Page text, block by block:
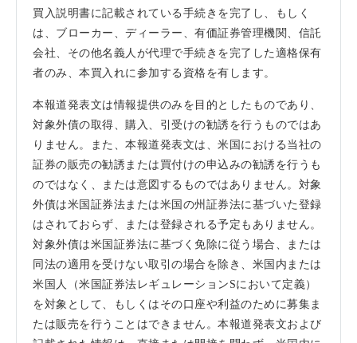
買入説明書に記載されている手続きを完了し、もしく
は、ブローカー、ディーラー、有価証券管理機関、信託
会社、その他名義人が代理で手続きを完了した適格保有
者のみ、本買入れに参加する資格を有します。
本報道発表文は情報提供のみを目的としたものであり、
対象外債の取得、購入、引受けの勧誘を行うものではあ
りません。また、本報道発表文は、米国における当社の
証券の販売の勧誘または買付けの申込みの勧誘を行うも
のではなく、または意図するものではありません。対象
外債は米国証券法または米国の州証券法に基づいた登録
はされておらず、または登録される予定もありません。
対象外債は米国証券法に基づく免除に従う場合、または
同法の適用を受けない取引の場合を除き、米国内または
米国人（米国証券法レギュレーションSにおいて定義）
を対象として、もしくはその口座や利益のために募集ま
たは販売を行うことはできません。本報道発表文および